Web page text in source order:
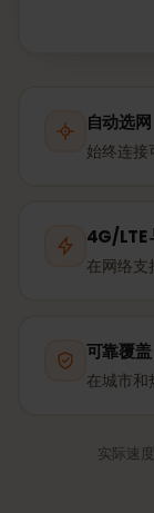
自动选网
始终连接
4G/LTE
在网络支
可靠覆盖
在城市和
实际速